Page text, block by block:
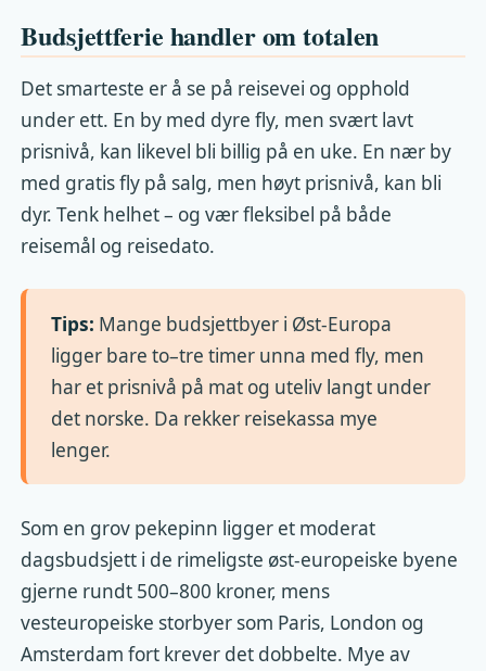
Budsjettferie handler om totalen
Det smarteste er å se på reisevei og opphold
under ett. En by med dyre fly, men svært lavt
prisnivå, kan likevel bli billig på en uke. En nær by
med gratis fly på salg, men høyt prisnivå, kan bli
dyr. Tenk helhet – og vær fleksibel på både
reisemål og reisedato.
Tips: Mange budsjettbyer i Øst-Europa
ligger bare to–tre timer unna med fly, men
har et prisnivå på mat og uteliv langt under
det norske. Da rekker reisekassa mye
lenger.
Som en grov pekepinn ligger et moderat
dagsbudsjett i de rimeligste øst-europeiske byene
gjerne rundt 500–800 kroner, mens
vesteuropeiske storbyer som Paris, London og
Amsterdam fort krever det dobbelte. Mye av